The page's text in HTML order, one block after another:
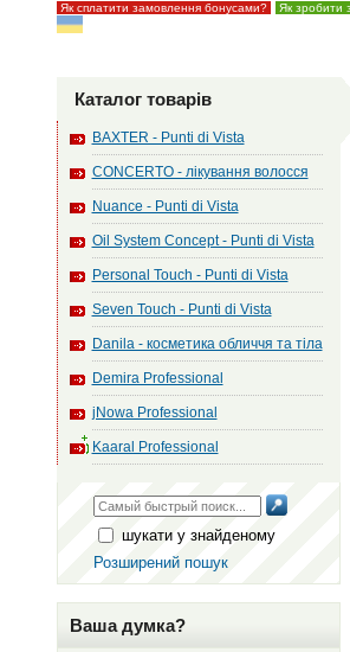
Як сплатити замовлення бонусами? Як зробити
Каталог товарів
BAXTER - Punti di Vista
CONCERTO - лікування волосся
Nuance - Punti di Vista
Oil System Concept - Punti di Vista
Personal Touch - Punti di Vista
Seven Touch - Punti di Vista
Danila - косметика обличчя та тіла
Demira Professional
jNowa Professional
Kaaral Professional
шукати у знайденому
Розширений пошук
Ваша думка?